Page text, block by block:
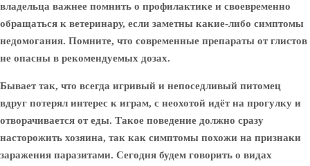
владельца важнее помнить о профилактике и своевременно
обращаться к ветеринару, если заметны какие-либо симптомы
недомогания. Помните, что современные препараты от глистов
не опасны в рекомендуемых дозах.
Бывает так, что всегда игривый и непоседливый питомец
вдруг потерял интерес к играм, с неохотой идёт на прогулку и
отворачивается от еды. Такое поведение должно сразу
насторожить хозяина, так как симптомы похожи на признаки
заражения паразитами. Сегодня будем говорить о видах